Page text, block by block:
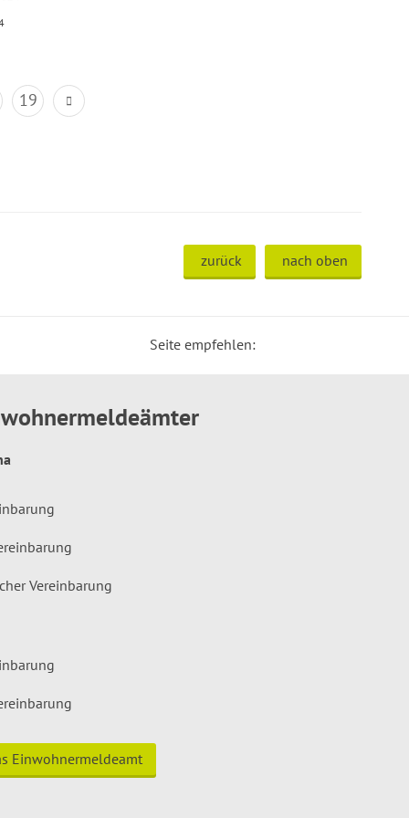
19
zurück nach oben
Seite empfehlen:
Vereinbarung
Einwohnermeldeamt